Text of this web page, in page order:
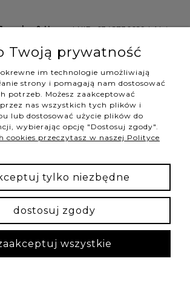
& Home| NIP: 6342736629 | Aleja
shop@hannahstore.pl
pokaż pełną wersję strony
NASZE ODZNAKI
internetowy Shoper Premium
Twoją prywatność
im technologie umożliwiają
strony i pomagają nam dostosować
potrzeb. Możesz zaakceptować
nas wszystkich tych plików i
lub dostosować użycie plików do
wybierając opcję "Dostosuj zgody".
cookies przeczytasz w naszej Polityce
tylko niezbędne
dostosuj zgody
wszystkie